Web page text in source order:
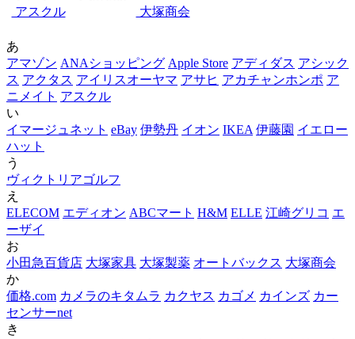
アスクル
大塚商会
あ
アマゾン ANAショッピング Apple Store アディダス アシック
ス アクタス アイリスオーヤマ アサヒ アカチャンホンポ ア
ニメイト アスクル
い
イマージュネット eBay 伊勢丹 イオン IKEA 伊藤園 イエロー
ハット
う
ヴィクトリアゴルフ
え
ELECOM エディオン ABCマート H&M ELLE 江崎グリコ エ
ーザイ
お
小田急百貨店 大塚家具 大塚製薬 オートバックス 大塚商会
か
価格.com カメラのキタムラ カクヤス カゴメ カインズ カー
センサーnet
き